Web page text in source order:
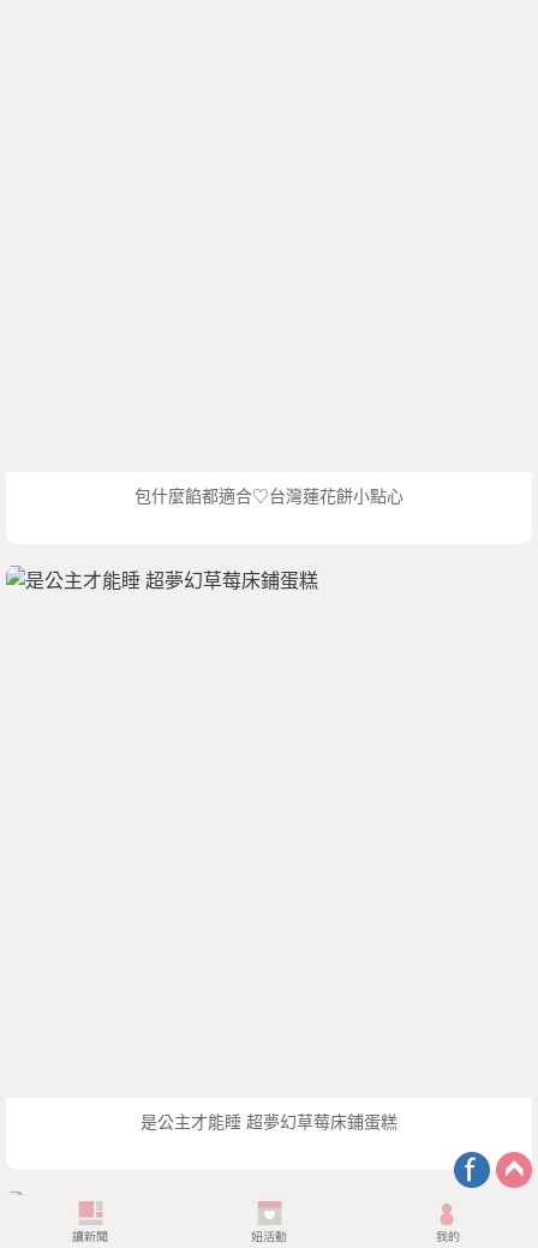
包什麼餡都適合♡台灣蓮花餅小點心
是公主才能睡 超夢幻草莓床鋪蛋糕